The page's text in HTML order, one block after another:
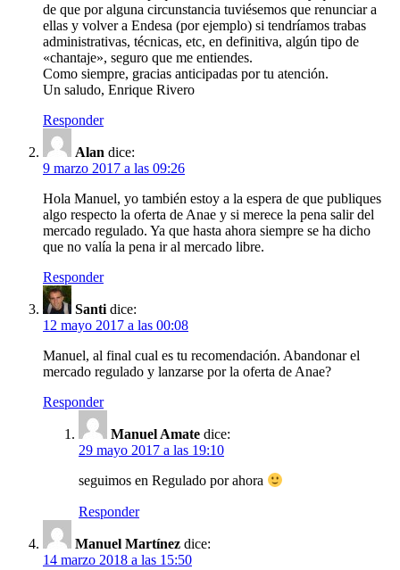
de que por alguna circunstancia tuviésemos que renunciar a
ellas y volver a Endesa (por ejemplo) si tendríamos trabas
administrativas, técnicas, etc, en definitiva, algún tipo de
«chantaje», seguro que me entiendes.
Como siempre, gracias anticipadas por tu atención.
Un saludo, Enrique Rivero
Responder
Alan dice:
9 marzo 2017 a las 09:26
Hola Manuel, yo también estoy a la espera de que publiques
algo respecto la oferta de Anae y si merece la pena salir del
mercado regulado. Ya que hasta ahora siempre se ha dicho
que no valía la pena ir al mercado libre.
Responder
Santi dice:
12 mayo 2017 a las 00:08
Manuel, al final cual es tu recomendación. Abandonar el
mercado regulado y lanzarse por la oferta de Anae?
Responder
Manuel Amate dice:
29 mayo 2017 a las 19:10
seguimos en Regulado por ahora
Responder
Manuel Martínez dice:
14 marzo 2018 a las 15:50